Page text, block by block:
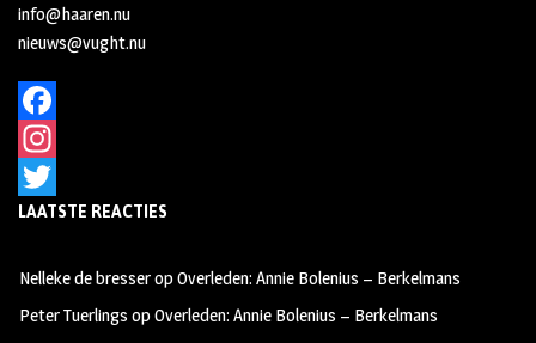
info@haaren.nu
nieuws@vught.nu
F
a
c
b
o
n
t
a
T
i
t
LAATSTE REACTIES
Nelleke de bresseropOverleden: Annie Bolenius – Berkelmans
Peter Tuerlings opOverleden: Annie Bolenius – Berkelmans